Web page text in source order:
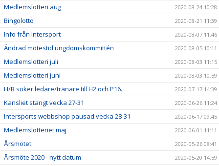
Medlemslotteri aug 2020-08-24 10:28
Bingolotto 2020-08-21 11:39
Info från Intersport 2020-08-07 11:46
Ändrad mötestid ungdomskommittén 2020-08-05 10:11
Medlemslotteri juli 2020-08-03 11:15
Medlemslotteri juni 2020-08-03 10:59
H/B söker ledare/tränare till H2 och P16. 2020-07-17 14:39
Kansliet stängt vecka 27-31 2020-06-26 11:24
Intersports webbshop pausad vecka 28-31 2020-06-17 09:45
Medlemslotteriet maj 2020-06-01 11:11
Årsmötet 2020-05-26 08:41
Årsmöte 2020 - nytt datum
2020-05-20 14:59